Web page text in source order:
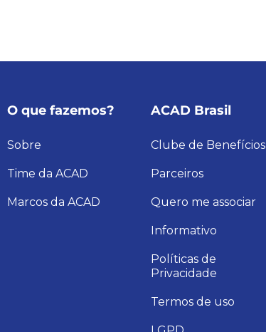
O que fazemos?
Sobre
Time da ACAD
Marcos da ACAD
ACAD Brasil
Clube de Benefícios
Parceiros
Quero me associar
Informativo
Políticas de
Privacidade
Termos de uso